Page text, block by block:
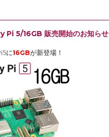
Pi 5/16GB 販売開始のお知らせ
に16GBが新登場！